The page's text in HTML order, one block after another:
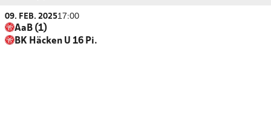
09. FEB. 202517:00
AaB (1)
BK Häcken U 16 Pi.